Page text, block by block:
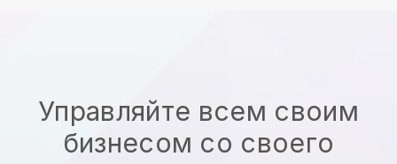
Управляйте всем своим
бизнесом со своего